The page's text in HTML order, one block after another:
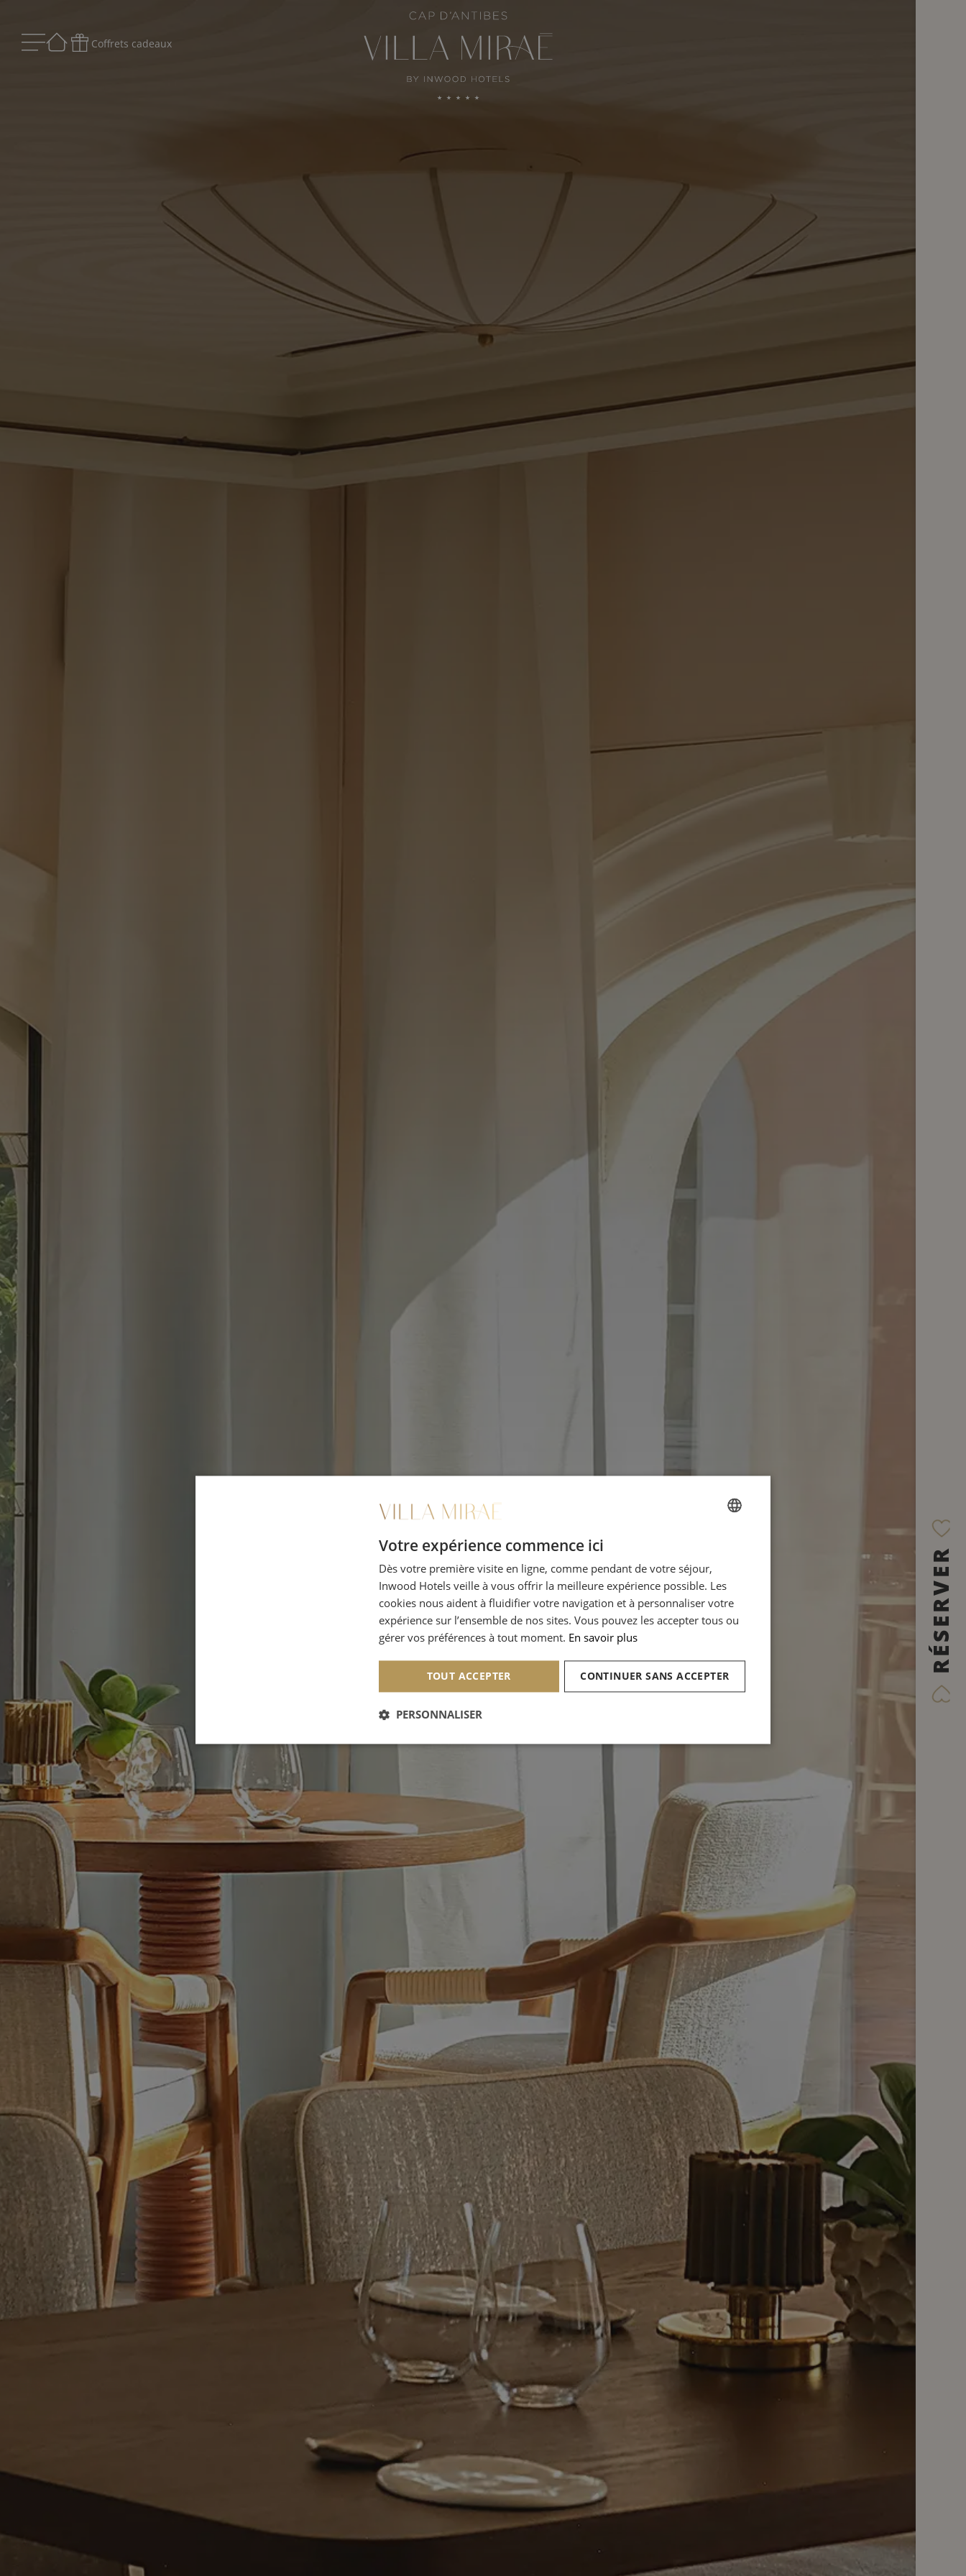
RÉSERVER
Coffrets cadeaux
ENGLISH
ITALIAN
GERMAN
RUSSIAN
ARABIC
Votre expérience commence ici
Dès votre première visite en ligne, comme pendant de votre séjour,
Inwood Hotels veille à vous offrir la meilleure expérience possible. Les
cookies nous aident à fluidifier votre navigation et à personnaliser votre
expérience sur l’ensemble de nos sites. Vous pouvez les accepter tous ou
gérer vos préférences à tout moment. En savoir plus
TOUT ACCEPTER CONTINUER SANS ACCEPTER
PERSONNALISER